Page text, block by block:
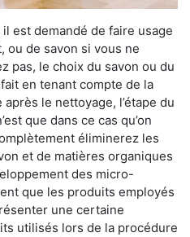
est demandé de faire usage
ou de savon si vous ne
pas, le choix du savon ou du
en tenant compte de la
le nettoyage, l’étape du
que dans ce cas qu’on
éliminerez les
et de matières organiques
des micro-
que les produits employés
une certaine
utilisés lors de la procédure